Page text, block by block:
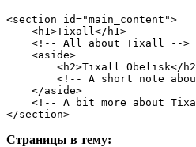
<section id="main_content">
    <h1>Tixall</h1>
    <!-- All about Tixall -->
    <aside>
<h2>Tixall Obelisk</
<!-- A short note
    </aside>
<!-- A bit more about
</section>
Страницы в тему: